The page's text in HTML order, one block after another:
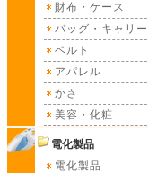
財布・ケース
バッグ・キャリー
ベルト
アパレル
かさ
美容・化粧
電化製品
電化製品